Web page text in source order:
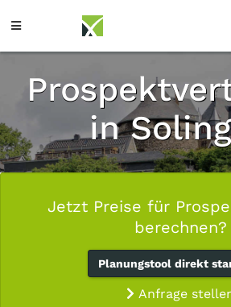
in
Jetzt Preise für
berechnen?
Planungstool direkt
Anfrage